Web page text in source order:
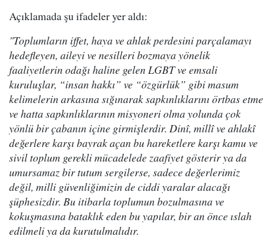
Açıklamada şu ifadeler yer aldı:
"Toplumların iffet, haya ve ahlak perdesini parçalamayı
hedefleyen, aileyi ve nesilleri bozmaya yönelik
faaliyetlerin odağı haline gelen LGBT ve emsali
kuruluşlar, “insan hakkı” ve “özgürlük” gibi masum
kelimelerin arkasına sığınarak sapkınlıklarını örtbas etme
ve hatta sapkınlıklarının misyoneri olma yolunda çok
yönlü bir çabanın içine girmişlerdir. Dinî, millî ve ahlakî
değerlere karşı bayrak açan bu hareketlere karşı kamu ve
sivil toplum gerekli mücadelede zaafiyet gösterir ya da
umursamaz bir tutum sergilerse, sadece değerlerimiz
değil, milli güvenliğimizin de ciddi yaralar alacağı
şüphesizdir. Bu itibarla toplumun bozulmasına ve
kokuşmasına bataklık eden bu yapılar, bir an önce ıslah
edilmeli ya da kurutulmalıdır.